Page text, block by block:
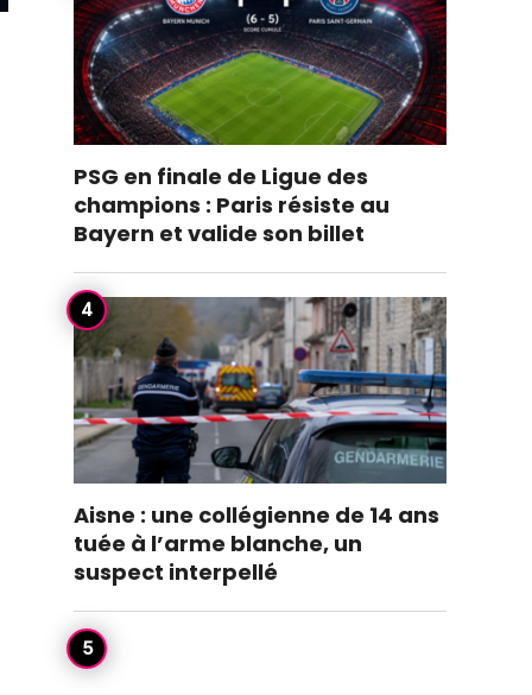
PSG en finale de Ligue des
champions : Paris résiste au
Bayern et valide son billet
Aisne : une collégienne de 14 ans
tuée à l’arme blanche, un
suspect interpellé